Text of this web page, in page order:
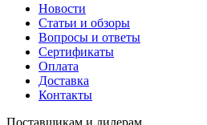
Новости
Статьи и обзоры
Вопросы и ответы
Сертификаты
Оплата
Доставка
Контакты
Поставщикам и дилерам